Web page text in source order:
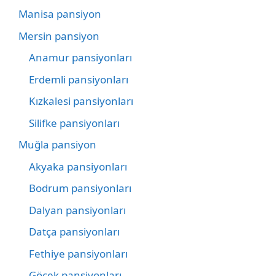
Manisa pansiyon
Mersin pansiyon
Anamur pansiyonları
Erdemli pansiyonları
Kızkalesi pansiyonları
Silifke pansiyonları
Muğla pansiyon
Akyaka pansiyonları
Bodrum pansiyonları
Dalyan pansiyonları
Datça pansiyonları
Fethiye pansiyonları